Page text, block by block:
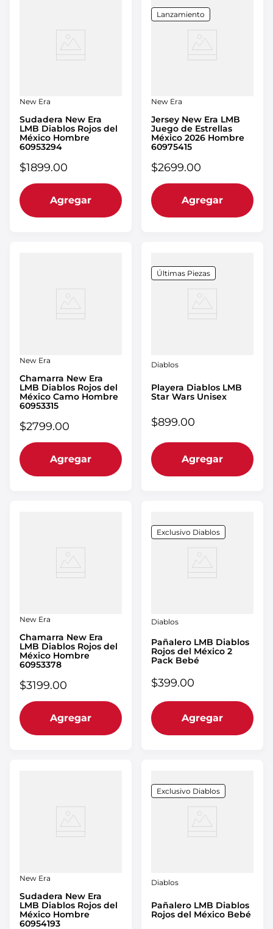
New Era
Sudadera New Era
LMB Diablos Rojos del
México Hombre
60953294
$1899.00
Agregar
Lanzamiento
New Era
Jersey New Era LMB
Juego de Estrellas
México 2026 Hombre
60975415
$2699.00
Agregar
New Era
Chamarra New Era
LMB Diablos Rojos del
México Camo Hombre
60953315
$2799.00
Agregar
Últimas Piezas
Diablos
Playera Diablos LMB
Star Wars Unisex
$899.00
Agregar
New Era
Chamarra New Era
LMB Diablos Rojos del
México Hombre
60953378
$3199.00
Agregar
Exclusivo Diablos
Diablos
Pañalero LMB Diablos
Rojos del México 2
Pack Bebé
$399.00
Agregar
New Era
Sudadera New Era
LMB Diablos Rojos del
México Hombre
60954193
Exclusivo Diablos
Diablos
Pañalero LMB Diablos
Rojos del México Bebé